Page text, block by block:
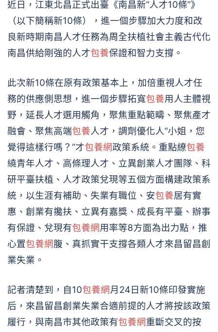
近日，江東北昌正式出臺《南昌新“人才10條”》
（以下簡稱新10條），進一個步驟加大力度和改
良新時期南昌人才任務為周全扶植社會主義古代化
南昌供給剛強的人才包養保證和智力支撐。
此次新10條在原有政策基本上，加倍重視人才任
務的供應側思想，進一個步驟拓寬包養用人主體視
野，延長人才選用觸角，聚焦重點範疇、聚焦產才
融會、聚焦高端包養人才，調劑優化人“小姐，您
覺得這樣行嗎？”才包養網政策系統。重點繚包養
繞青年人才、高條理人才、立異創業人才團隊、科
研平臺扶植、人才政策兌現等五個方面構建政策系
統，以生涯有補助、失業有職位、安包養居有實
惠、創業有攙扶、立異有嘉獎、成長有平臺、辦事
有保證、兌現有包養網用率等8方面為出力點，推
心置包養網腹、真抓實干支撐各類人才來昌留昌創
業失業。
記者清楚到，自10包養網月24日新10條印發實施
后，來昌留昌創業失業合適前提的人才將按該政策
履行，與南昌市其他政策有包養網重斷交叉的按